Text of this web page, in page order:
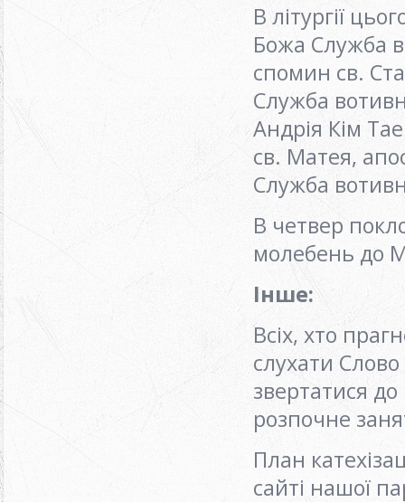
В літургії
Божа Служба
спомин св.
Служба
Андрія Кім
св. Матея,
Служба
В четвер
молебень до
Інше:
Всіх, хто
слухати
звертатися
розпочне
План
сайті нашої